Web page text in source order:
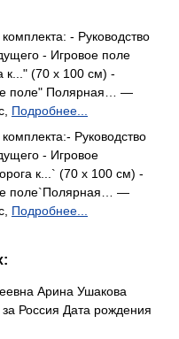
- Руководство
- Игровое поле
к..." (70 х 100 см) -
поле" Полярная… —
Подробнее...
Руководство
- Игровое
к...` (70 х 100 см) -
поле`Полярная… —
Подробнее...
Арина Ушакова
Россия Дата рождения